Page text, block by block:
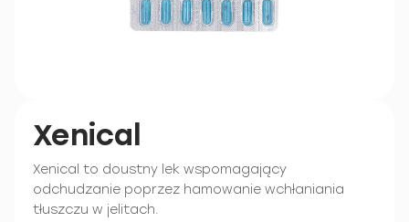
Xenical
Xenical to doustny lek wspomagający
odchudzanie poprzez hamowanie wchłaniania
tłuszczu w jelitach.